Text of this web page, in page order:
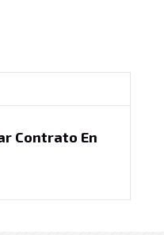
Contrato En